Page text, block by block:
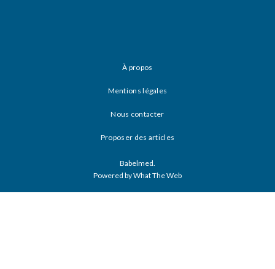
À propos
Mentions légales
Nous contacter
Proposer des articles
Babelmed.
Powered by What The Web